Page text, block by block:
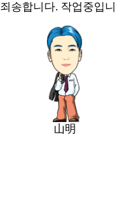
죄송합니다. 작업중입
山明